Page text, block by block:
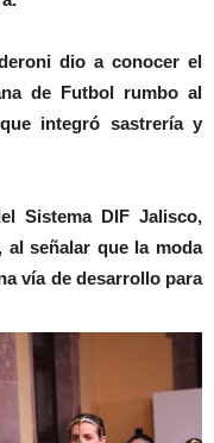
dio a conocer el
de Futbol rumbo al
integró sastrería y
Sistema DIF Jalisco,
señalar que la moda
vía de desarrollo para